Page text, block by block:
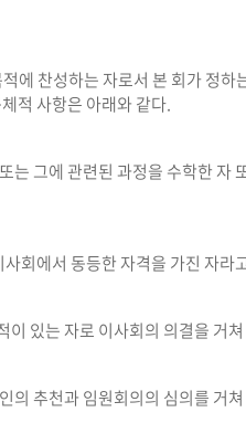
에 찬성하는 자로서 본 회가 정
적 사항은 아래와 같다.
그에 관련된 과정을 수학한 자
회에서 동등한 자격을 가진 자라
있는 자로 이사회의 의결을 거
의 추천과 임원회의의 심의를 거